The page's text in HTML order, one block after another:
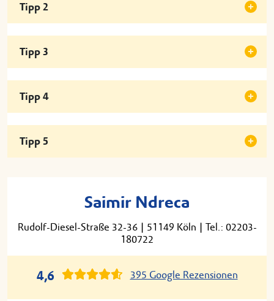
Tipp 2
Tipp 3
Tipp 4
Tipp 5
Saimir Ndreca
Rudolf-Diesel-Straße 32-36| 51149 Köln | Tel.: 02203-
180722
4,6 395 Google Rezensionen